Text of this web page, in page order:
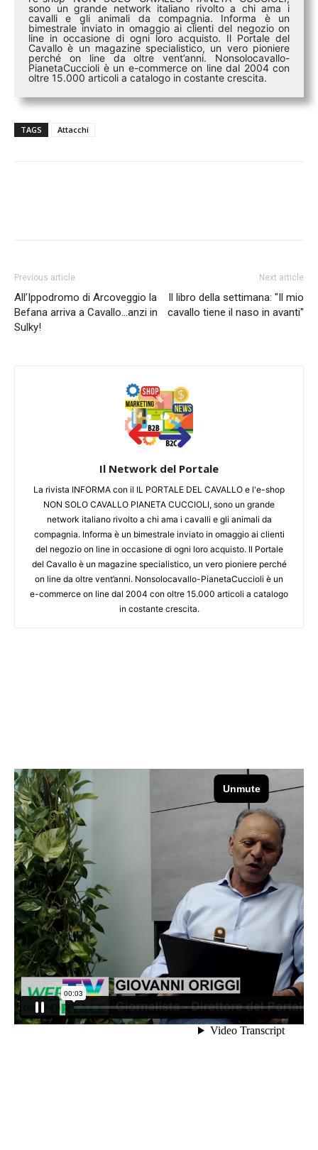
sono un grande network italiano rivolto a chi ama i
cavalli e gli animali da compagnia. Informa è un
bimestrale inviato in omaggio ai clienti del negozio on
line in occasione di ogni loro acquisto. Il Portale del
Cavallo è un magazine specialistico, un vero pioniere
perché on line da oltre vent’anni. Nonsolocavallo-
PianetaCuccioli è un e-commerce on line dal 2004 con
oltre 15.000 articoli a catalogo in costante crescita.
TAGS Attacchi
Previous article
All’Ippodromo di Arcoveggio la
Befana arriva a Cavallo…anzi in
Sulky!
Next article
Il libro della settimana: "Il mio
cavallo tiene il naso in avanti"
Il Network del Portale
La rivista INFORMA con il IL PORTALE DEL CAVALLO e l'e-shop
NON SOLO CAVALLO PIANETA CUCCIOLI, sono un grande
network italiano rivolto a chi ama i cavalli e gli animali da
compagnia. Informa è un bimestrale inviato in omaggio ai clienti
del negozio on line in occasione di ogni loro acquisto. Il Portale
del Cavallo è un magazine specialistico, un vero pioniere perché
on line da oltre vent’anni. Nonsolocavallo-PianetaCuccioli è un
e-commerce on line dal 2004 con oltre 15.000 articoli a catalogo
in costante crescita.